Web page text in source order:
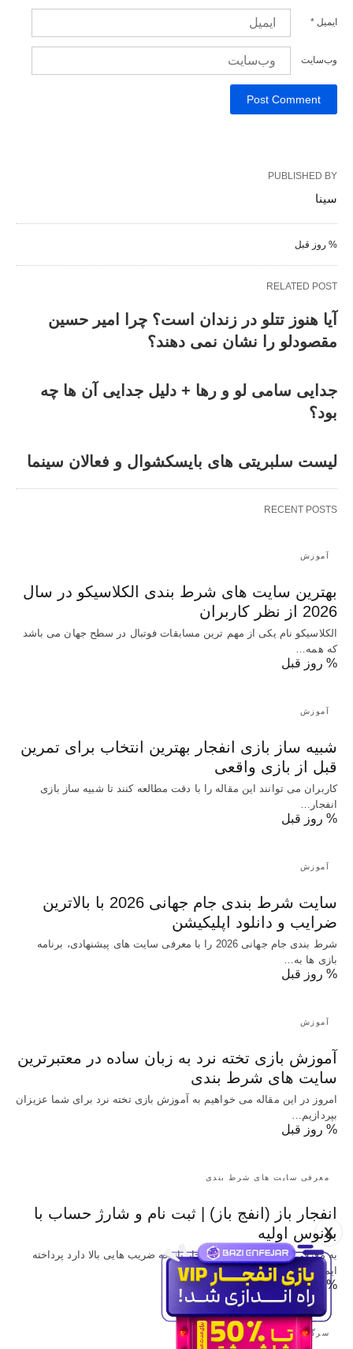
X
ایمیل *
وب‌سایت
PUBLISHED BY
سینا
% روز قبل
RELATED POST
آیا هنوز تتلو در زندان است؟ چرا امیر حسین
مقصودلو را نشان نمی دهند؟
جدایی سامی لو و رها + دلیل جدایی آن ها چه
بود؟
لیست سلبریتی های بایسکشوال و فعالان سینما
RECENT POSTS
آموزش
بهترین سایت های شرط بندی الکلاسیکو در سال
2026 از نظر کاربران
الکلاسیکو نام یکی از مهم ترین مسابقات فوتبال در سطح جهان می باشد
که همه…
% روز قبل
آموزش
شبیه ساز بازی انفجار بهترین انتخاب برای تمرین
قبل از بازی واقعی
کاربران می توانند این مقاله را با دقت مطالعه کنند تا شبیه ساز بازی
انفجار…
% روز قبل
آموزش
سایت شرط بندی جام جهانی 2026 با بالاترین
ضرایب و دانلود اپلیکیشن
شرط بندی جام جهانی 2026 را با معرفی سایت های پیشنهادی، برنامه
بازی ها به…
% روز قبل
آموزش
آموزش بازی تخته نرد به زبان ساده در معتبرترین
سایت های شرط بندی
امروز در این مقاله می خواهیم به آموزش بازی تخته نرد برای شما عزیزان
بپردازیم…
% روز قبل
معرفی سایت های شرط بندی
انفجار باز (انفج باز) | ثبت نام و شارژ حساب با
بونوس اولیه
به معرفی سایت شرط بندی انفجار باز که ضریب هایی بالا دارد پرداخته
ایم و…
% روز قبل
سرگرمی